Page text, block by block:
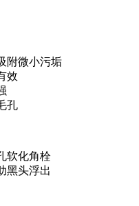
附微小污垢
效
孔
软化角栓
黑头浮出